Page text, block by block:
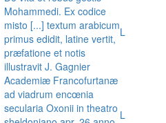
Mohammedi. Ex codice
misto [...] textum arabicum
primus edidit, latine vertit,
præfatione et notis
illustravit J. Gagnier
L
Academiæ Francofurtanæ
ad viadrum encœnia
secularia Oxonii in theatro L